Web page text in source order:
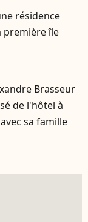
résidence
première île
Brasseur
de l'hôtel à
sa famille